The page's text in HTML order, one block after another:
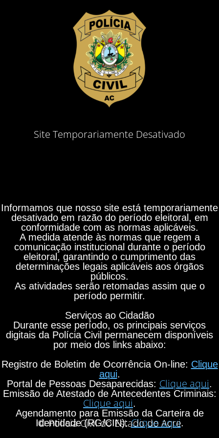
Site Temporariamente Desativado
Informamos que nosso site está temporariamente
desativado em razão do período eleitoral, em
conformidade com as normas aplicáveis.
A medida atende às normas que regem a
comunicação institucional durante o período
eleitoral, garantindo o cumprimento das
determinações legais aplicáveis aos órgãos
públicos.
As atividades serão retomadas assim que o
período permitir.
Serviços ao Cidadão
Durante esse período, os principais serviços
digitais da Polícia Civil permanecem disponíveis
por meio dos links abaixo:
Registro de Boletim de Ocorrência On-line: Clique
aqui.
Portal de Pessoas Desaparecidas: Clique aqui.
Emissão de Atestado de Antecedentes Criminais:
Clique aqui.
Agendamento para Emissão da Carteira de
Identidade (RG/CIN):Clique aqui.
© Polícia Civil do Estado do Acre